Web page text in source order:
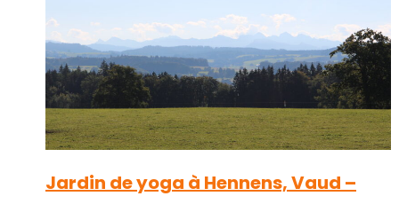
Jardin de yoga à Hennens, Vaud –